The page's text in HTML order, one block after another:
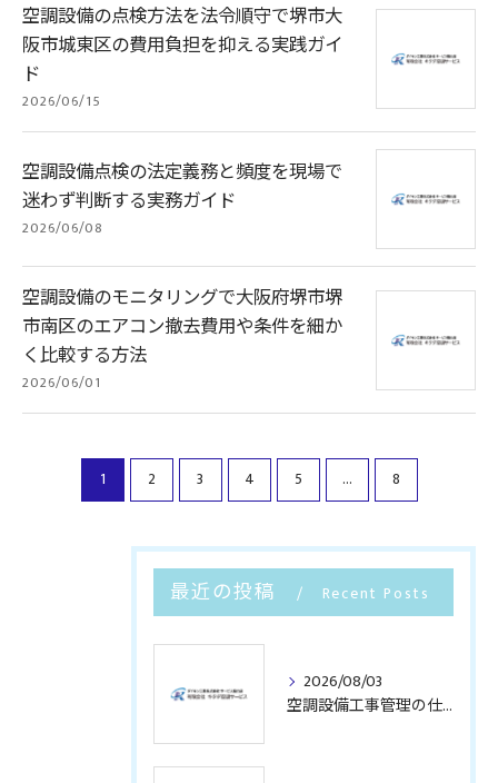
空調設備の点検方法を法令順守で堺市大
阪市城東区の費用負担を抑える実践ガイ
ド
2026/06/15
空調設備点検の法定義務と頻度を現場で
迷わず判断する実務ガイド
2026/06/08
空調設備のモニタリングで大阪府堺市堺
市南区のエアコン撤去費用や条件を細か
く比較する方法
2026/06/01
1 2 3 4 5 ... 8
最近の投稿 Recent Posts
2026/08/03
空調設備工事管理の仕事内容と資格取得や年収のリアルを徹底解説